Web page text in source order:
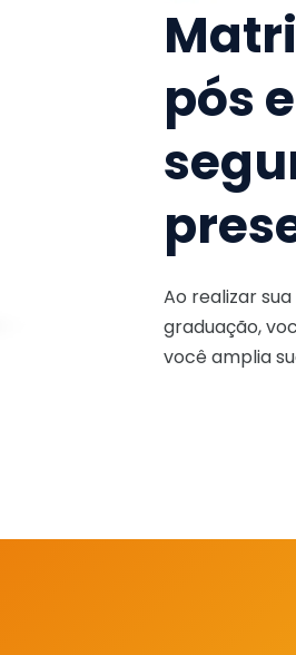
pós
Ao realizar
graduação,
você amplia